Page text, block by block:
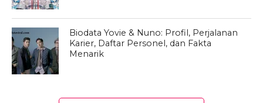
Biodata Yovie & Nuno: Profil, Perjalanan
Karier, Daftar Personel, dan Fakta
Menarik